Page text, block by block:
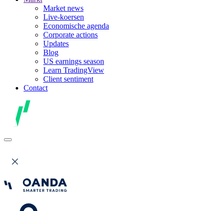
Market news
Live-koersen
Economische agenda
Corporate actions
Updates
Blog
US earnings season
Learn TradingView
Client sentiment
Contact